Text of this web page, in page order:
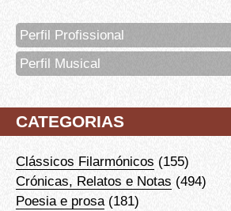
Perfil Profissional
Perfil Musical
CATEGORIAS
Clássicos Filarmónicos (155)
Crónicas, Relatos e Notas (494)
Poesia e prosa (181)